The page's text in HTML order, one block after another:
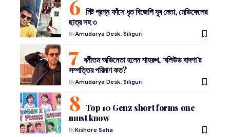
নিট প্রশ্ন ফাঁসে ধৃত বিজেপি যুব নেতা, মেডিকেলের
ছাত্র সহ ৩
ByAmudarya Desk, Siliguri
ধনীতম অভিনেতা হলেন শাহরুখ, ‘বলিউড বাদশা’র
সম্পত্তির পরিমাণ কত?
ByAmudarya Desk, Siliguri
Top 10 Genz short forms one
must know
ByKishore Saha